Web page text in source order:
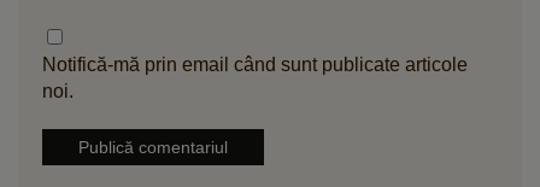
Notifică-mă prin email când sunt publicate articole
noi.